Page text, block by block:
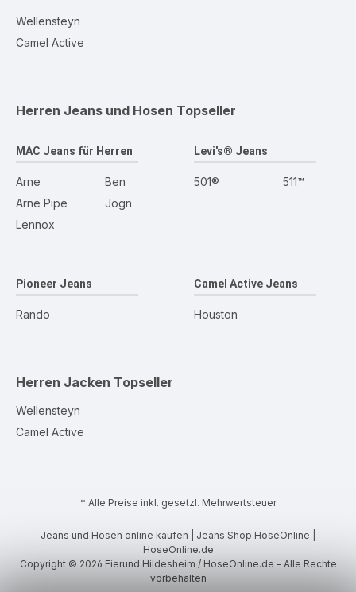
Wellensteyn
Camel Active
Herren Jeans und Hosen Topseller
MAC Jeans für Herren
Arne
Arne Pipe
Lennox
Ben
Jogn
Levi's® Jeans
501® 511™
Pioneer Jeans
Rando
Camel Active Jeans
Houston
Herren Jacken Topseller
Wellensteyn
Camel Active
* Alle Preise inkl. gesetzl. Mehrwertsteuer
Jeans und Hosen online kaufen | Jeans Shop HoseOnline |
HoseOnline.de
Copyright © 2026 Eierund Hildesheim / HoseOnline.de - Alle Rechte
vorbehalten